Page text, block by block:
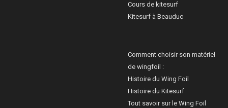
Cours de kitesurf
Kitesurf à Beauduc
Comment choisir son matériel
de wingfoil :
Histoire du Wing Foil
Histoire du Kitesurf
Tout savoir sur le Wing Foil